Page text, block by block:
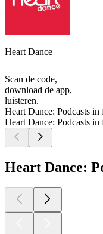
Heart Dance
Scan de code,
download de app,
luisteren.
Heart Dance: Podcasts in
Heart Dance: Podcasts in
Heart Dance: